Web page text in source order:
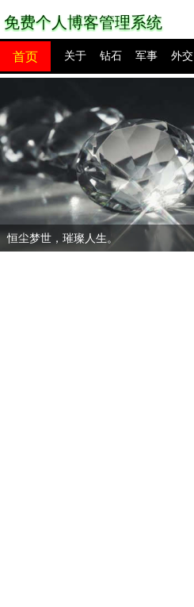
免费个人博客管理系统
首页 关于 钻石 军事 外交
网站模板 源码下载 创业赚钱
恒尘梦世，璀璨人生。